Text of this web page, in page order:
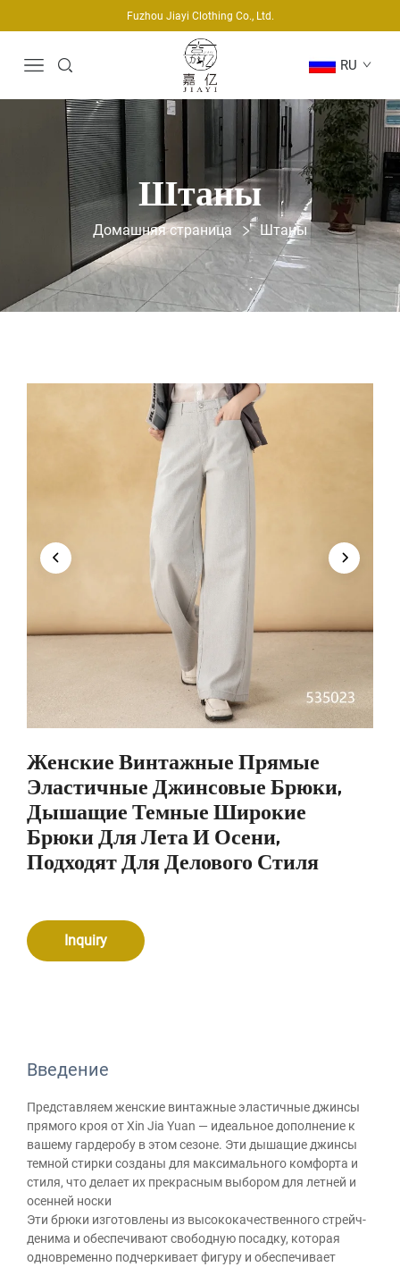
Fuzhou Jiayi Clothing Co., Ltd.
RU
Штаны
Домашняя страница Штаны
Женские Винтажные Прямые
Эластичные Джинсовые Брюки,
Дышащие Темные Широкие
Брюки Для Лета И Осени,
Подходят Для Делового Стиля
Inquiry
Введение
Представляем женские винтажные эластичные джинсы
прямого кроя от Xin Jia Yuan — идеальное дополнение к
вашему гардеробу в этом сезоне. Эти дышащие джинсы
темной стирки созданы для максимального комфорта и
стиля, что делает их прекрасным выбором для летней и
осенней носки
Эти брюки изготовлены из высококачественного стрейч-
денима и обеспечивают свободную посадку, которая
одновременно подчеркивает фигуру и обеспечивает